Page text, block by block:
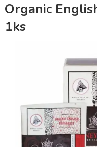
Organic
1ks